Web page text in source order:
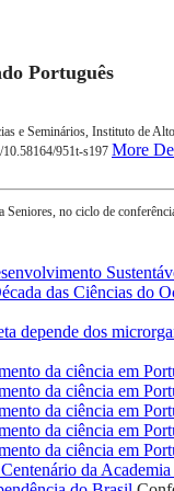
Português
e Seminários, Instituto de
951t-s197 More
no ciclo de
das Ciências do
depende dos
da ciência em
da ciência em
da ciência em
da ciência em
da ciência em
da